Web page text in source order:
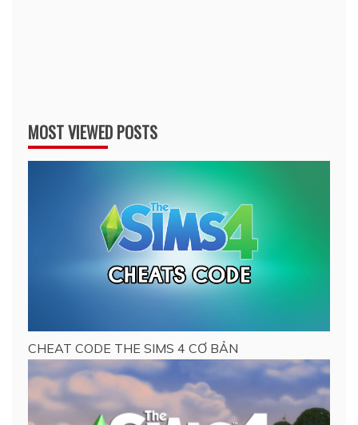
MOST VIEWED POSTS
CHEAT CODE THE SIMS 4 CƠ BẢN